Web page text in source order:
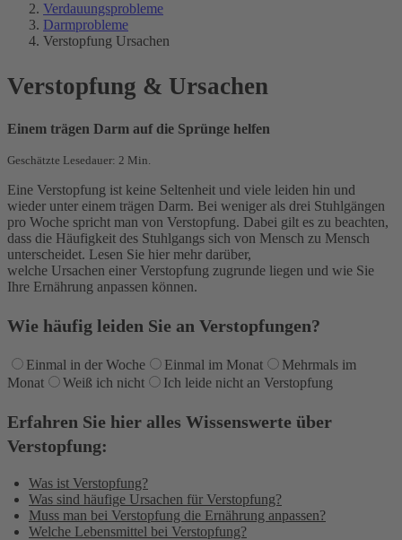
Verdauungsprobleme
Darmprobleme
Verstopfung Ursachen
Verstopfung & Ursachen
Einem trägen Darm auf die Sprünge helfen
Geschätzte Lesedauer: 2 Min.
Eine Verstopfung ist keine Seltenheit und viele leiden hin und
wieder unter einem trägen Darm. Bei weniger als drei Stuhlgängen
pro Woche spricht man von Verstopfung. Dabei gilt es zu beachten,
dass die Häufigkeit des Stuhlgangs sich von Mensch zu Mensch
unterscheidet. Lesen Sie hier mehr darüber,
welche Ursachen einer Verstopfung zugrunde liegen und wie Sie
Ihre Ernährung anpassen können.
Wie häufig leiden Sie an Verstopfungen?
Einmal in der Woche Einmal im Monat
Mehrmals im
Monat
Weiß ich nicht Ich leide nicht an Verstopfung
Erfahren Sie hier alles Wissenswerte über
Verstopfung:
Was ist Verstopfung?
Was sind häufige Ursachen für Verstopfung?
Muss man bei Verstopfung die Ernährung anpassen?
Welche Lebensmittel bei Verstopfung?